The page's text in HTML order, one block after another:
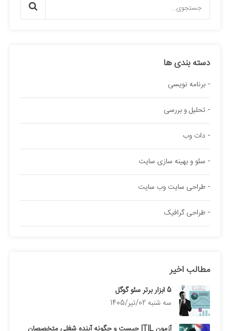
دسته بندی ها
برنامه نویسی
تحلیل و بررسی
دات وب
سئو و بهینه سازی سایت
طراحی سایت وب سایت
طراحی گرافیک
مطالب اخیر
5 ابزار برتر سئو گوگل
سه شنبه 02/تیر/1405